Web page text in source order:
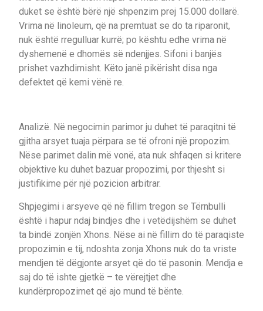
duket se është bërë një shpenzim prej 15.000 dollarë.
Vrima në linoleum, që na premtuat se do ta riparonit,
nuk është rregulluar kurrë; po kështu edhe vrima në
dyshemenë e dhomës së ndenjjes. Sifoni i banjës
prishet vazhdimisht. Këto janë pikërisht disa nga
defektet që kemi vënë re.
Analizë. Në negocimin parimor ju duhet të paraqitni të
gjitha arsyet tuaja përpara se të ofroni një propozim.
Nëse parimet dalin më vonë, ata nuk shfaqen si kritere
objektive ku duhet bazuar propozimi, por thjesht si
justifikime për një pozicion arbitrar.
Shpjegimi i arsyeve që në fillim tregon se Tërnbulli
është i hapur ndaj bindjes dhe i vetëdijshëm se duhet
ta bindë zonjën Xhons. Nëse ai në fillim do të paraqiste
propozimin e tij, ndoshta zonja Xhons nuk do ta vriste
mendjen të dëgjonte arsyet që do të pasonin. Mendja e
saj do të ishte gjetkë – te vërejtjet dhe
kundërpropozimet që ajo mund të bënte.